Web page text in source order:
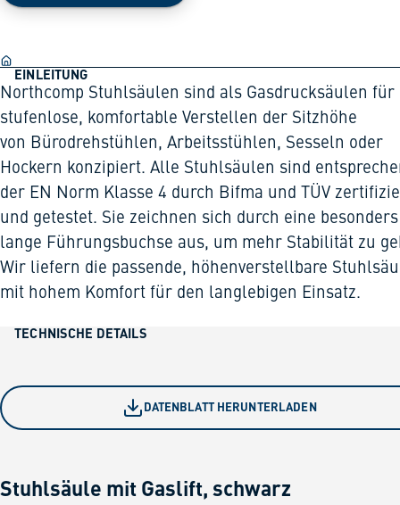
EINLEITUNG
Northcomp Stuhlsäulen sind als Gasdrucksäulen für
stufenlose, komfortable Verstellen der Sitzhöhe
von Bürodrehstühlen, Arbeitsstühlen, Sesseln oder
Hockern konzipiert. Alle Stuhlsäulen sind
der EN Norm Klasse 4 durch Bifma und TÜV
und getestet. Sie zeichnen sich durch eine besonders
lange Führungsbuchse aus, um mehr Stabilität zu
Wir liefern die passende, höhenverstellbare
mit hohem Komfort für den langlebigen Einsatz.
TECHNISCHE DETAILS
DATENBLATT HERUNTERLADEN
Stuhlsäule mit Gaslift, schwarz